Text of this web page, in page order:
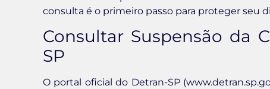
consulta é o primeiro passo para proteger seu
Consultar Suspensão da
SP
O portal oficial do Detran-SP